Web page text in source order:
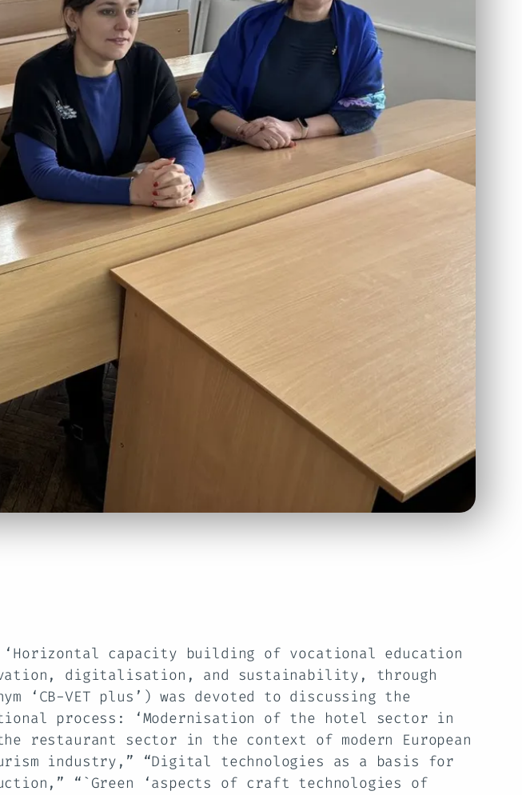
‘Horizontal capacity building of vocational education
digitalisation, and sustainability, through
‘CB-VET plus’) was devoted to discussing the
process: ‘Modernisation of the hotel sector in
restaurant sector in the context of modern European
industry,” “Digital technologies as a basis for
“`Green ‘aspects of craft technologies of